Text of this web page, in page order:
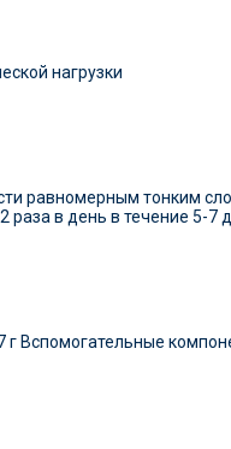
нагрузки
равномерным тонким
в день в течение 5-7